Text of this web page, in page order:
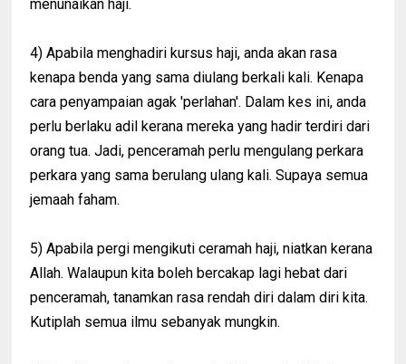
menunaikan haji.
4) Apabila menghadiri kursus haji, anda akan rasa
kenapa benda yang sama diulang berkali kali. Kenapa
cara penyampaian agak 'perlahan'. Dalam kes ini, anda
perlu berlaku adil kerana mereka yang hadir terdiri dari
orang tua. Jadi, penceramah perlu mengulang perkara
perkara yang sama berulang ulang kali. Supaya semua
jemaah faham.
5) Apabila pergi mengikuti ceramah haji, niatkan kerana
Allah. Walaupun kita boleh bercakap lagi hebat dari
penceramah, tanamkan rasa rendah diri dalam diri kita.
Kutiplah semua ilmu sebanyak mungkin.